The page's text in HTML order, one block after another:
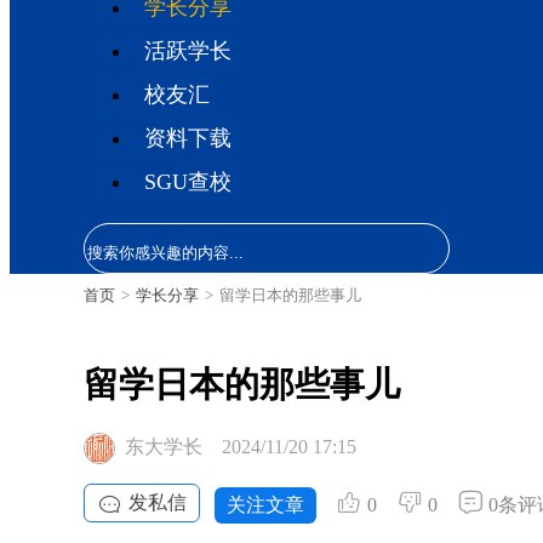
学长分享
活跃学长
校友汇
资料下载
SGU查校
首页 > 学长分享 > 留学日本的那些事儿
留学日本的那些事儿
东大学长 2024/11/20 17:15
发私信 关注文章 0 0 0条评